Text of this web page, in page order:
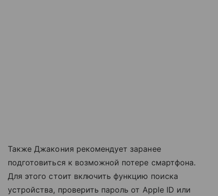
Также Джакония рекомендует заранее
подготовиться к возможной потере смартфона.
Для этого стоит включить функцию поиска
устройства, проверить пароль от Apple ID или